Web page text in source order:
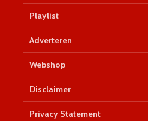
Playlist
Adverteren
Webshop
Disclaimer
Privacy Statement